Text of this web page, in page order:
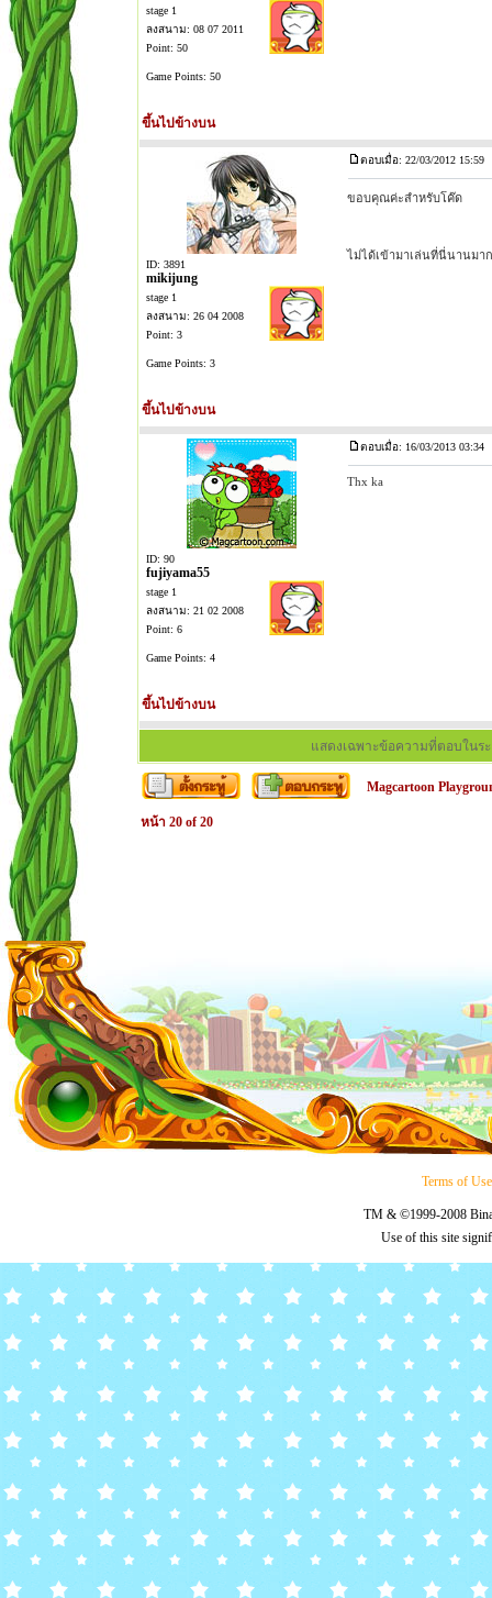
stage 1
ลงสนาม: 08 07 2011
Point: 50
Game Points: 50
ขึ้นไปข้างบน
ID: 3891
mikijung
stage 1
ลงสนาม: 26 04 2008
Point: 3
Game Points: 3
ตอบเมื่อ: 22/03/2012 15:59
ขอบคุณค่ะสำหรับโค๊ด
ไม่ได้เข้ามาเล่นที่นี่นานม
ขึ้นไปข้างบน
ID: 90
fujiyama55
stage 1
ลงสนาม: 21 02 2008
Point: 6
Game Points: 4
ตอบเมื่อ: 16/03/2013 03:34
Thx ka
ขึ้นไปข้างบน
แสดงเฉพาะข้อความที่ตอบในร
Magcartoon
หน้า20 of20
Terms of Use
TM & ©1999-2008
Use of this site